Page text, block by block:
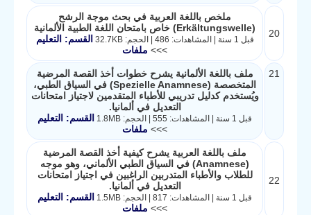
20
ملخص باللغة العربية في بحث موجة الرشح
(Erkältungswelle) خاص بامتحان اللغة الطبية الألمانية
قبل 1 سنة | المشاهدات: 486 | الحجم: 32.7KB
القسم: التعليم
>>> ملفات
21
ملف باللغة الألمانية يشرح خطوات أخذ القصة المرضية
المتخصصة (Spezielle Anamnese) في السياق الطبي،
ويُستخدم كدليل تدريبي للأطباء المتقدمين لاجتياز امتحانات
التعديل في ألمانيا.
قبل 1 سنة | المشاهدات: 555 | الحجم: 1.8MB
القسم: التعليم
>>> ملفات
22
ملف باللغة العربية يشرح كيفية أخذ القصة المرضية
(Anamnese) في السياق الطبي الألماني، وهو موجه
للطلاب والأطباء المتدربين الراغبين في اجتياز امتحانات
التعديل في ألمانيا.
قبل 1 سنة | المشاهدات: 817 | الحجم: 1.5MB
القسم: التعليم
>>> ملفات